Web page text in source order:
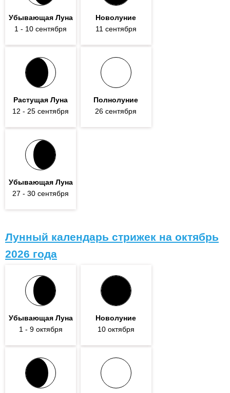
Убывающая Луна
1 - 10 сентября
Новолуние
11 сентября
Растущая Луна
12 - 25 сентября
Полнолуние
26 сентября
Убывающая Луна
27 - 30 сентября
Лунный календарь стрижек на октябрь
2026 года
Убывающая Луна
1 - 9 октября
Новолуние
10 октября